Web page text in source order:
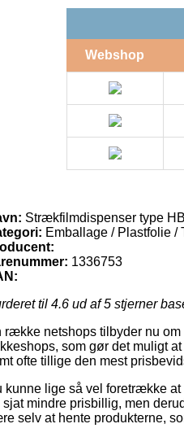
Webshop
Strækfilmdispenser type
Emballage / Plastfolie
1336753
til 4.6 ud af 5 stjerner
række netshops tilbyder nu
som gør det muligt
ofte tillige den mest
kunne lige så vel foretrække
sjat mindre prisbillig, men
selv at hente produkterne,